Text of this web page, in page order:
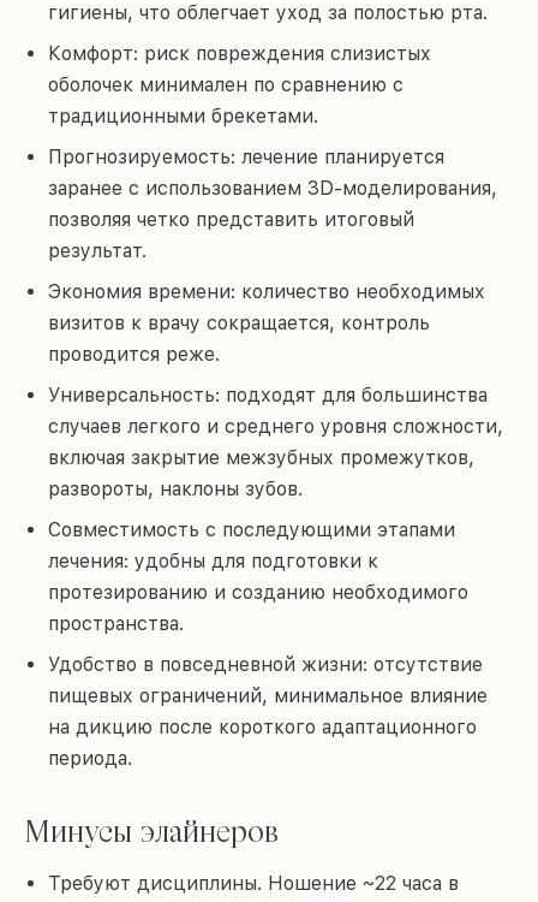
гигиены, что облегчает уход за полостью рта.
Комфорт: риск повреждения слизистых
оболочек минимален по сравнению с
традиционными брекетами.
Прогнозируемость: лечение планируется
заранее с использованием 3D-моделирования,
позволяя четко представить итоговый
результат.
Экономия времени: количество необходимых
визитов к врачу сокращается, контроль
проводится реже.
Универсальность: подходят для большинства
случаев легкого и среднего уровня сложности,
включая закрытие межзубных промежутков,
развороты, наклоны зубов.
Совместимость с последующими этапами
лечения: удобны для подготовки к
протезированию и созданию необходимого
пространства.
Удобство в повседневной жизни: отсутствие
пищевых ограничений, минимальное влияние
на дикцию после короткого адаптационного
периода.
Минусы элайнеров
Требуют дисциплины. Ношение ~22 часа в